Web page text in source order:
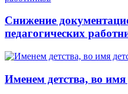
Снижение
педагогических
Именем детства, во имя